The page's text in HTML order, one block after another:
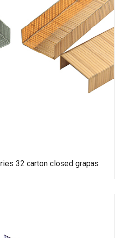
32 carton closed grapas